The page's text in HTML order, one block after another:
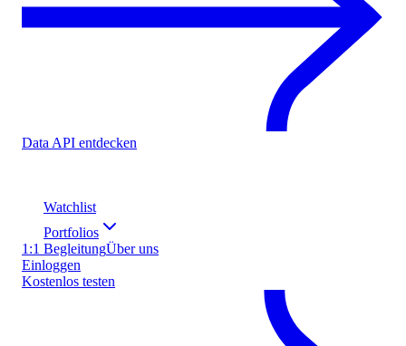
Data API entdecken
Watchlist
Portfolios
1:1 BegleitungÜber uns
Einloggen
Kostenlos testen